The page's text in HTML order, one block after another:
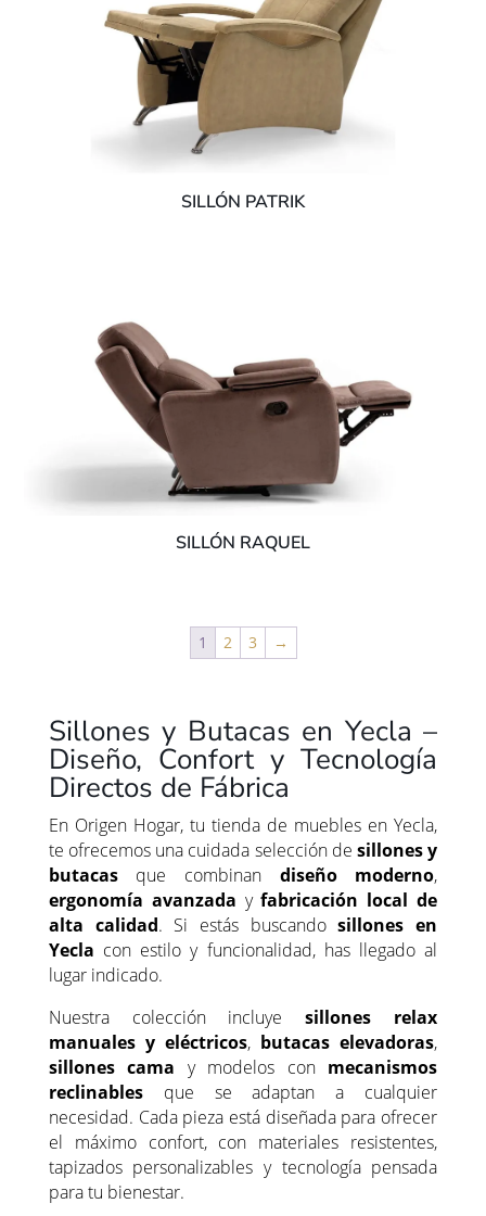
SILLÓN PATRIK
SILLÓN RAQUEL
1 2 3 →
Sillones y Butacas en Yecla –
Diseño, Confort y Tecnología
Directos de Fábrica
En Origen Hogar, tu tienda de muebles en Yecla,
te ofrecemos una cuidada selección de sillones y
butacasque combinan diseño moderno,
ergonomía avanzada yfabricación local de
alta calidad. Si estás buscandosillones en
Yecla con estilo y funcionalidad, has llegado al
lugar indicado.
Nuestra colección incluyesillones relax
manuales y eléctricos, butacas elevadoras,
sillones cama y modelos con mecanismos
reclinablesque se adaptan a cualquier
necesidad. Cada pieza está diseñada para ofrecer
el máximo confort, con materiales resistentes,
tapizados personalizables y tecnología pensada
para tu bienestar.